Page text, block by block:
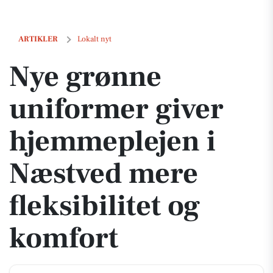
ARTIKLER Lokalt nyt
Nye grønne uniformer giver hjemmeplejen i Næstved mere
Nye grønne
uniformer giver
hjemmeplejen i
Næstved mere
fleksibilitet og
komfort